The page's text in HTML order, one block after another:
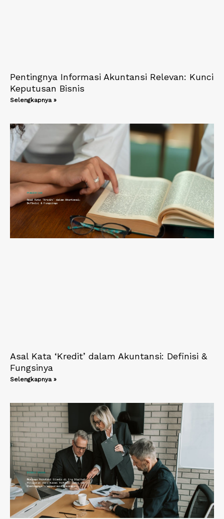
Pentingnya Informasi Akuntansi Relevan: Kunci
Keputusan Bisnis
Selengkapnya »
Asal Kata ‘Kredit’ dalam Akuntansi: Definisi &
Fungsinya
Selengkapnya »